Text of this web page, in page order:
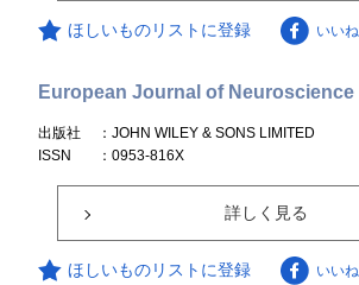
ほしいものリストに登録 いいね
European Journal of Neuroscience
出版社
：JOHN WILEY & SONS LIMITED
ISSN
：0953-816X
詳しく見る
ほしいものリストに登録 いいね